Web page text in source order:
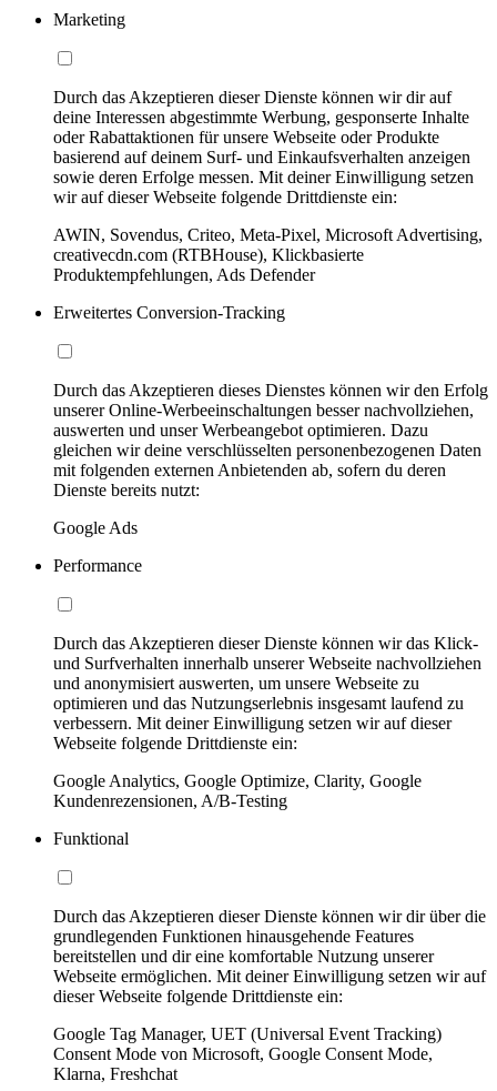
Marketing
Durch das Akzeptieren dieser Dienste können wir dir auf
deine Interessen abgestimmte Werbung, gesponserte Inhalte
oder Rabattaktionen für unsere Webseite oder Produkte
basierend auf deinem Surf- und Einkaufsverhalten anzeigen
sowie deren Erfolge messen. Mit deiner Einwilligung setzen
wir auf dieser Webseite folgende Drittdienste ein:
AWIN, Sovendus, Criteo, Meta-Pixel, Microsoft Advertising,
creativecdn.com (RTBHouse), Klickbasierte
Produktempfehlungen, Ads Defender
Erweitertes Conversion-Tracking
Durch das Akzeptieren dieses Dienstes können wir den Erfolg
unserer Online-Werbeeinschaltungen besser nachvollziehen,
auswerten und unser Werbeangebot optimieren. Dazu
gleichen wir deine verschlüsselten personenbezogenen Daten
mit folgenden externen Anbietenden ab, sofern du deren
Dienste bereits nutzt:
Google Ads
Performance
Durch das Akzeptieren dieser Dienste können wir das Klick-
und Surfverhalten innerhalb unserer Webseite nachvollziehen
und anonymisiert auswerten, um unsere Webseite zu
optimieren und das Nutzungserlebnis insgesamt laufend zu
verbessern. Mit deiner Einwilligung setzen wir auf dieser
Webseite folgende Drittdienste ein:
Google Analytics, Google Optimize, Clarity, Google
Kundenrezensionen, A/B-Testing
Funktional
Durch das Akzeptieren dieser Dienste können wir dir über die
grundlegenden Funktionen hinausgehende Features
bereitstellen und dir eine komfortable Nutzung unserer
Webseite ermöglichen. Mit deiner Einwilligung setzen wir auf
dieser Webseite folgende Drittdienste ein:
Google Tag Manager, UET (Universal Event Tracking)
Consent Mode von Microsoft, Google Consent Mode,
Klarna, Freshchat